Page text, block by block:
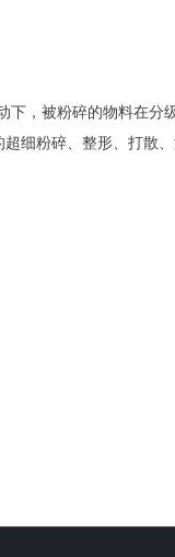
下，被粉碎的物料在分
细粉碎、整形、打散